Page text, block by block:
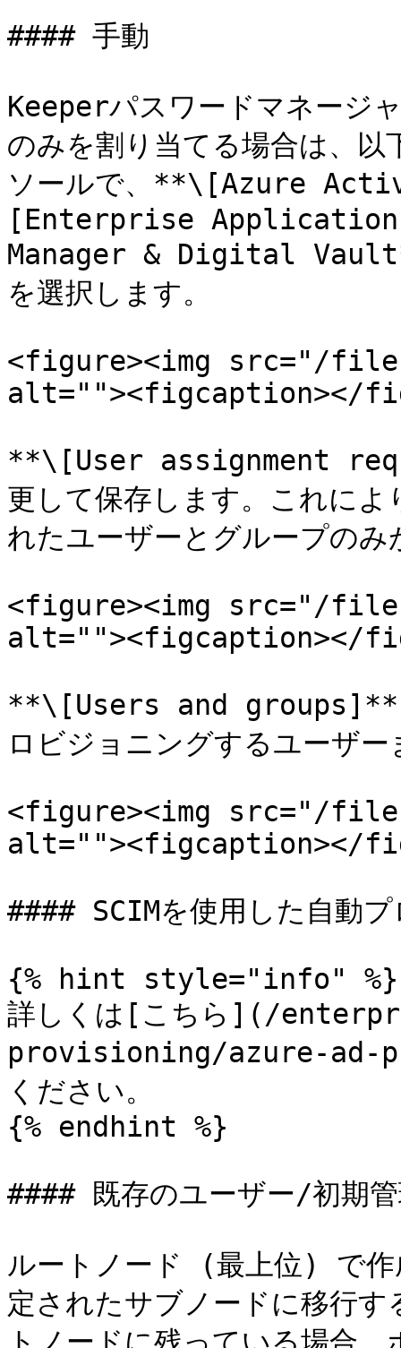
#### 手動
Keeperパスワードマネージ
のみを割り当てる場合は、
ソールで、**\[Azure
[Enterprise
Manager & Digital
を選択します。
<figure><img src="/
alt=""><figcaption></
**\[User assignment
更して保存します。これに
れたユーザーとグループのみ
<figure><img src="/files/-
alt=""><figcaption></
**\[Users and groups]**
ロビジョニングするユーザ
<figure><img src="/
alt=""><figcaption></
#### SCIMを使用した自動
{% hint style="info" %}
詳しくは[こちら](/
provisioning/azure-ad-
ください。
{% endhint %}
#### 既存のユーザー/初期管
ルートノード (最上位) で作
定されたサブノードに移行